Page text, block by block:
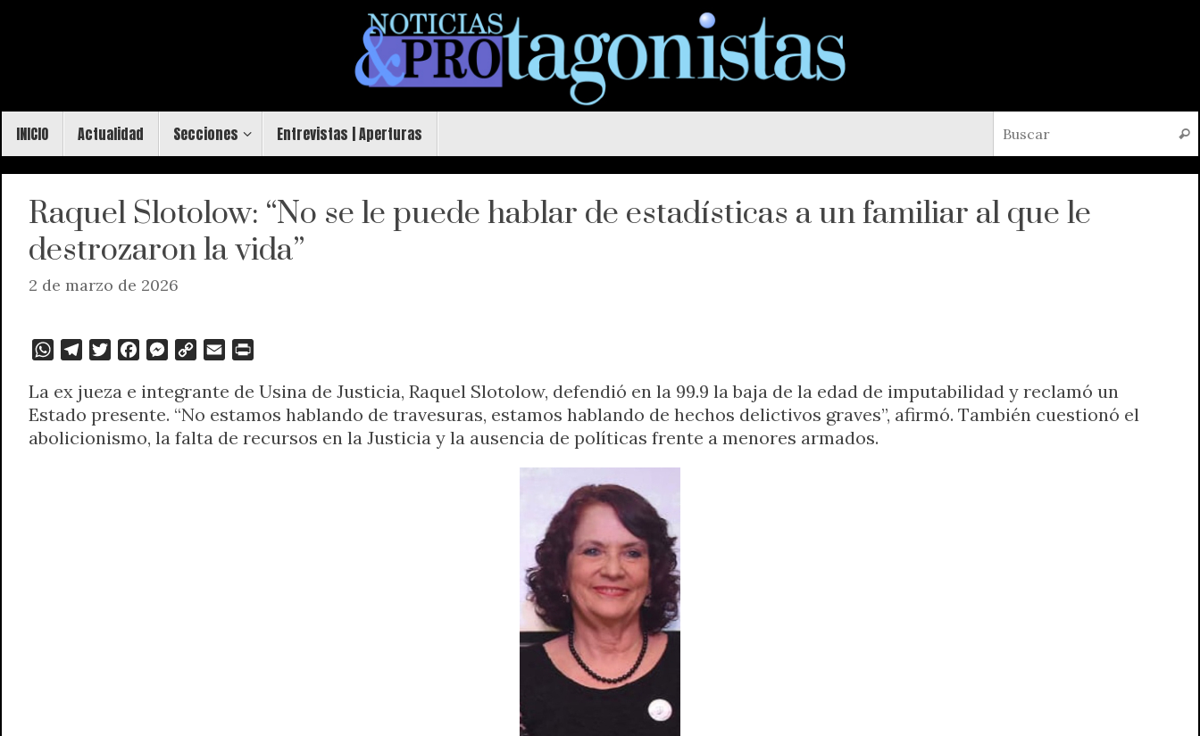
contenido
INICIO Actualidad Secciones Entrevistas | Aperturas
Raquel Slotolow: “No se le puede hablar de estadísticas a un familiar al que le
destrozaron la vida”
2 de marzo de 2026
W
a
t
s
l
e
g
i
t
t
c
e
b
M
s
e
p
y
L
a
i
l
n
t
La ex jueza e integrante de Usina de Justicia, Raquel Slotolow, defendió en la 99.9 la baja de la edad de imputabilidad y reclamó un
Estado presente. “No estamos hablando de travesuras, estamos hablando de hechos delictivos graves”, afirmó. También cuestionó el
abolicionismo, la falta de recursos en la Justicia y la ausencia de políticas frente a menores armados.